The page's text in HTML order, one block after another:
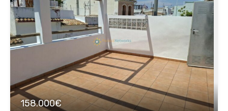
158.000€